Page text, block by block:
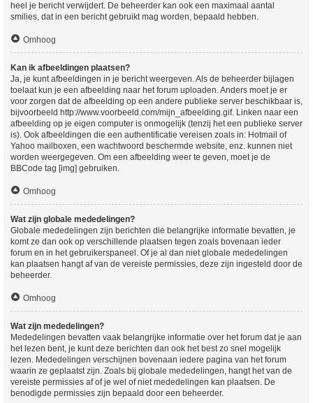
heel je bericht verwijdert. De beheerder kan ook een maximaal aantal
smilies, dat in een bericht gebruikt mag worden, bepaald hebben.
Omhoog
Kan ik afbeeldingen plaatsen?
Ja, je kunt afbeeldingen in je bericht weergeven. Als de beheerder bijlagen
toelaat kun je een afbeelding naar het forum uploaden. Anders moet je er
voor zorgen dat de afbeelding op een andere publieke server beschikbaar is,
bijvoorbeeld http://www.voorbeeld.com/mijn_afbeelding.gif. Linken naar een
afbeelding op je eigen computer is onmogelijk (tenzij het een publieke server
is). Ook afbeeldingen die een authentificatie vereisen zoals in: Hotmail of
Yahoo mailboxen, een wachtwoord beschermde website, enz. kunnen niet
worden weergegeven. Om een afbeelding weer te geven, moet je de
BBCode tag [img] gebruiken.
Omhoog
Wat zijn globale mededelingen?
Globale mededelingen zijn berichten die belangrijke informatie bevatten, je
komt ze dan ook op verschillende plaatsen tegen zoals bovenaan ieder
forum en in het gebruikerspaneel. Of je al dan niet globale mededelingen
kan plaatsen hangt af van de vereiste permissies, deze zijn ingesteld door de
beheerder.
Omhoog
Wat zijn mededelingen?
Mededelingen bevatten vaak belangrijke informatie over het forum dat je aan
het lezen bent, je kunt deze berichten dan ook het best zo snel mogelijk
lezen. Mededelingen verschijnen bovenaan iedere pagina van het forum
waarin ze geplaatst zijn. Zoals bij globale mededelingen, hangt het van de
vereiste permissies af of je wel of niet mededelingen kan plaatsen. De
benodigde permissies zijn bepaald door een beheerder.